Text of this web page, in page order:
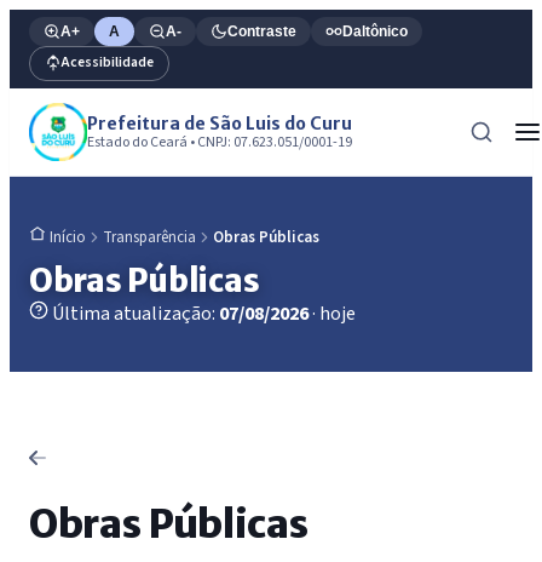
A+ A A- Contraste Daltônico
Acessibilidade
Prefeitura de São Luis do Curu
Estado do Ceará • CNPJ: 07.623.051/0001-19
Início Transparência Obras Públicas
Obras Públicas
Última atualização: 07/08/2026· hoje
Obras Públicas